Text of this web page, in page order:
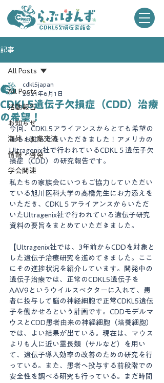
記事
All Posts
活動報告
お知らせ
海外・国際交流
情報・啓発
学会関連
All Posts
CDKL5遺伝子欠損症（CDD）治療
の希望！
cdkl5japan
2021年6月1日
今回、CDKL5アライアンスからとても希望の
あるお知らせをいただきました！アメリカの
Ultragenix社で行われているCDKL５遺伝子欠
損症（CDD）の研究報告です。
私たちの家族会にいつもご協力していただい
ている旭川医科大学の高橋先生にお力添えを
いただき、CDKL５アライアンスからいただ
いたUltragenix社で行われている遺伝子研究
資料の要旨をまとめていただきました。
【Ultragenix社では、3年前からCDDを対象と
した遺伝子治療研究を進めてきました。ここ
にその進捗状況を紹介しています。開発中の
遺伝子治療では、正常のCDKL5遺伝子を
AAV9というウイルスベクターに入れて、患
者に投与して脳の神経細胞で正常CDKL5遺伝
子を働かせるという計画です。CDDモデルマ
ウスとCDD患者由来の神経細胞（培養細胞）
では、よい結果が出ている。現在は、マウス
よりも人に近い霊長類（サルなど）を用い
て、遺伝子導入効率の改善のための研究を行
っている。また、患者へ投与する前段階での
安全性を調べる研究も行っている。まだ時間